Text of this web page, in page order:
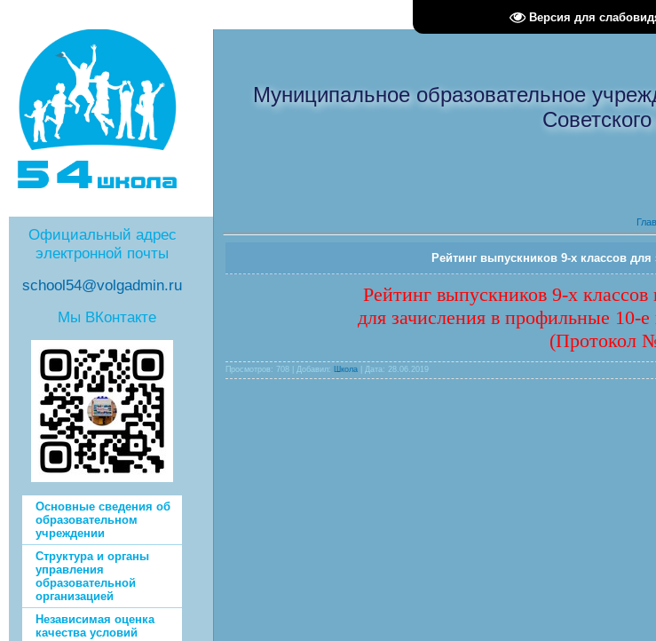
Версия для
Муниципальное образовательное
Официальный адрес
электронной почты
school54@volgadmin.ru
Мы ВКонтакте
Основные сведения об
образовательном
учреждении
Структура и органы
управления
образовательной
организацией
Независимая оценка
качества условий
Рейтинг выпускников 9-х классов
Рейтинг выпускников 9-х классов
для зачисления в профильные
(Протокол
Просмотров: 708 | Добавил: Школа | Дата: 28.06.2019